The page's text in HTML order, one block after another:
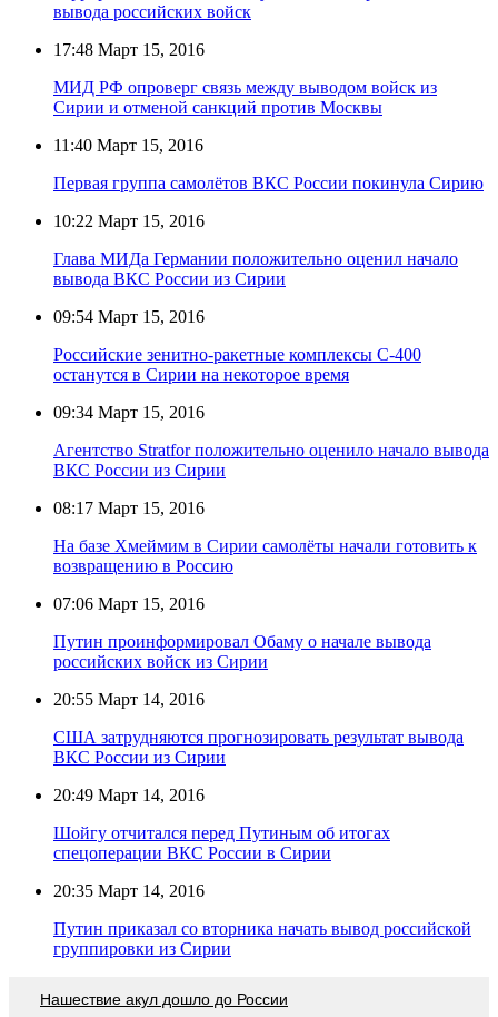
вывода российских войск
17:48 Март 15, 2016
МИД РФ опроверг связь между выводом войск из
Сирии и отменой санкций против Москвы
11:40 Март 15, 2016
Первая группа самолётов ВКС России покинула Сирию
10:22 Март 15, 2016
Глава МИДа Германии положительно оценил начало
вывода ВКС России из Сирии
09:54 Март 15, 2016
Российские зенитно-ракетные комплексы С-400
останутся в Сирии на некоторое время
09:34 Март 15, 2016
Агентство Stratfor положительно оценило начало вывода
ВКС России из Сирии
08:17 Март 15, 2016
На базе Хмеймим в Сирии самолёты начали готовить к
возвращению в Россию
07:06 Март 15, 2016
Путин проинформировал Обаму о начале вывода
российских войск из Сирии
20:55 Март 14, 2016
США затрудняются прогнозировать результат вывода
ВКС России из Сирии
20:49 Март 14, 2016
Шойгу отчитался перед Путиным об итогах
спецоперации ВКС России в Сирии
20:35 Март 14, 2016
Путин приказал со вторника начать вывод российской
группировки из Сирии
Нашествие акул дошло до России